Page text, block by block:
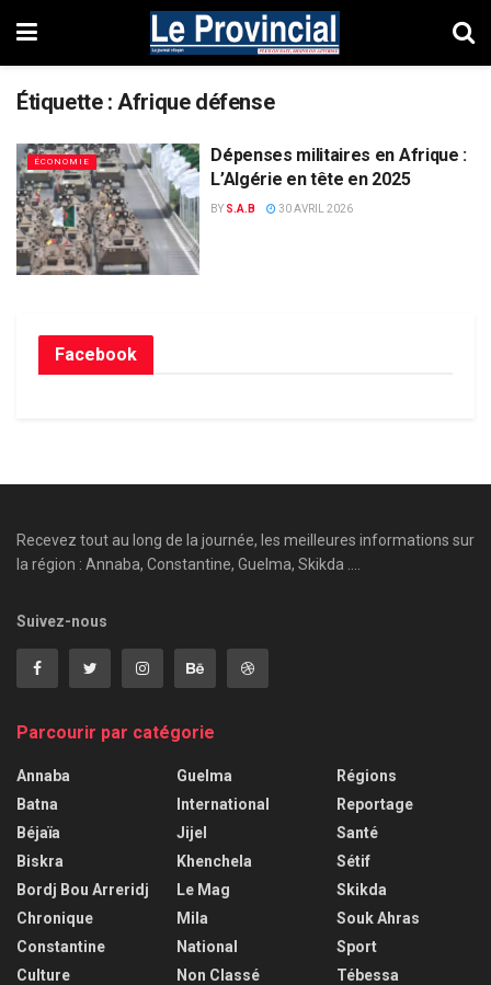
Étiquette :Afrique défense
ÉCONOMIE
Dépenses militaires en Afrique :
L’Algérie en tête en 2025
BY S.A.B 30 AVRIL 2026
Facebook
Recevez tout au long de la journée, les meilleures informations sur
la région : Annaba, Constantine, Guelma, Skikda ....
Suivez-nous
Parcourir par catégorie
Annaba
Batna
Béjaïa
Biskra
Bordj Bou Arreridj
Chronique
Constantine
Culture
Guelma
International
Jijel
Khenchela
Le Mag
Mila
National
Non Classé
Régions
Reportage
Santé
Sétif
Skikda
Souk Ahras
Sport
Tébessa